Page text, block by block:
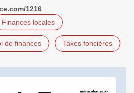
1216
Finances locales
de finances Taxes foncières